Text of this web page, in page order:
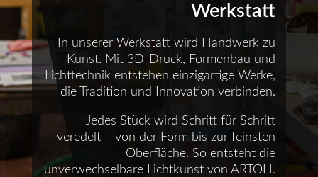
Werkstatt
In unserer Werkstatt wird Handwerk zu
Kunst. Mit 3D-Druck, Formenbau und
Lichttechnik entstehen einzigartige Werke,
die Tradition und Innovation verbinden.
Jedes Stück wird Schritt für Schritt
veredelt – von der Form bis zur feinsten
Oberfläche. So entsteht die
unverwechselbare Lichtkunst von ARTOH.